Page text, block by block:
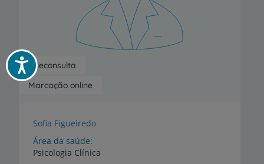
Acessibilidade
Marcação online
Teleconsulta
Sofia Figueiredo
Área da saúde
Psicologia Clínica